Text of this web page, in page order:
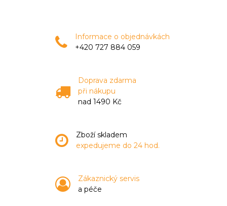
Informace o objednávkách
+420 727 884 059
Doprava zdarma
při nákupu
nad 1490 Kč
Zboží skladem
expedujeme do 24 hod.
Zákaznický servis
a péče